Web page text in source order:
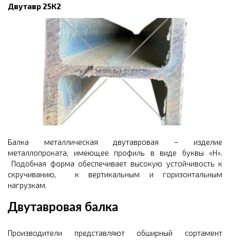
Двутавр 25К2
Балка металлическая двутавровая – изделие
металлопроката, имеющее профиль в виде буквы «Н».
Подобная форма обеспечивает высокую устойчивость к
скручиванию, к вертикальным и горизонтальным
нагрузкам.
Двутавровая балка
Производители представляют обширный сортамент